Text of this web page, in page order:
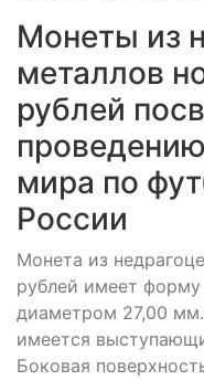
Монеты из
металлов
рублей
мира по
России
Монета из
рублей имеет форму
диаметром 27,00
имеется
Боковая